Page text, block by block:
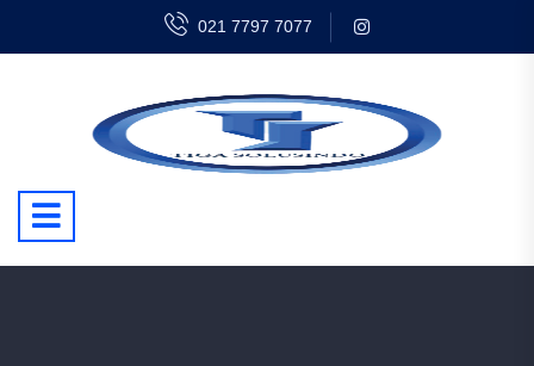
021 7797 7077